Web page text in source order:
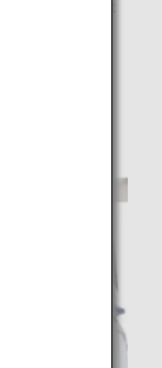
ausgewählt